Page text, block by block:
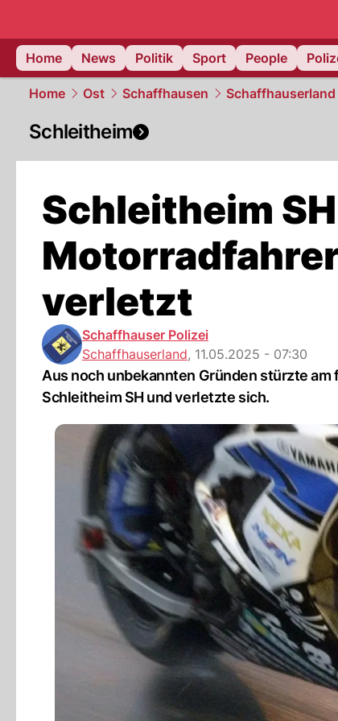
Home
News Politik Sport People
Home Ost Schaffhausen Schaffhauserland
Schleitheim
Schleitheim
verletzt
Schaffhauser Polizei
Schaffhauserland, 11.05.2025 - 07:30
Aus noch unbekannten Gründen stürzte
Schleitheim SH und verletzte sich.